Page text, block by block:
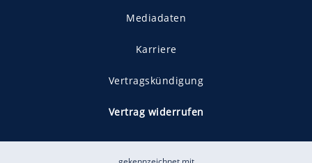
Mediadaten
Karriere
Vertragskündigung
Vertrag widerrufen